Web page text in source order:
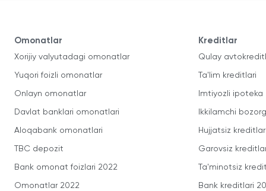
Omonatlar
Xorijiy valyutadagi omonatlar
Yuqori foizli omonatlar
Onlayn omonatlar
Davlat banklari omonatlari
Aloqabank omonatlari
TBC depozit
Bank omonat foizlari 2022
Omonatlar 2022
Kreditlar
Qulay
Ta'lim kreditlari
Imtiyozli ipoteka
Ikkilamchi
Hujjatsiz kreditlar
Garovsiz
Ta'minotsiz
Bank kreditlari